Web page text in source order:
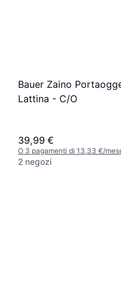
Bauer Zaino
Lattina - C/O
39,99 €
O 3 pagamenti di 13,33 €/
2 negozi